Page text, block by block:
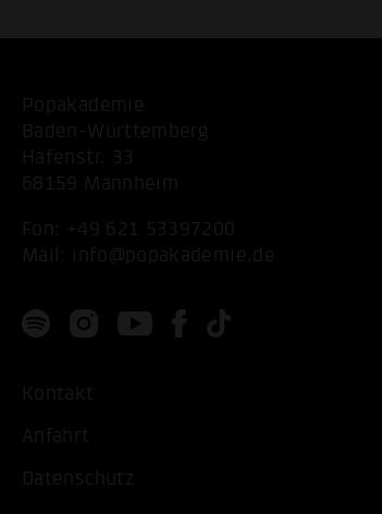
Popakademie
Baden-Württemberg
Hafenstr. 33
68159 Mannheim
Fon: +49 621 53397200
Mail: info@popakademie.de
Kontakt
Anfahrt
Datenschutz